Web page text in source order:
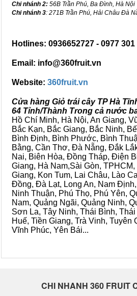
Chi nhánh 2: 56B Trần Phú, Ba Đình, Hà Nội
Chi nhánh 3: 271B Trần Phú, Hải Châu Đà
Hotlines: 0936652727 - 0977 301
Email: info@360fruit.vn
Website: 360fruit.vn
Cửa hàng Giỏ trái cây TP Hà
64 Tỉnh/Thành Trong cả nước
Hồ Chí Minh, Hà Nội, An Giang,
Bắc Kạn, Bắc Giang, Bắc Ninh,
Bình Định, Bình Phước, Bình
Bằng, Cần Thơ, Đà Nẵng, Đắk
Nai, Biên Hòa, Đồng Tháp, Điện
Giang, Hà Nam,Sài Gòn,
Giang, Kon Tum, Lai Châu, Lào
Đồng, Đà Lạt, Long An, Nam
Ninh Thuận, Phú Thọ, Phú Yên,
Nam, Quảng Ngãi, Quảng Ninh,
Sơn La, Tây Ninh, Thái Bình,
Huế, Tiền Giang, Trà Vinh, Tuyên
Vĩnh Phúc, Yên Bái...
CHI NHANH 360 FRUIT